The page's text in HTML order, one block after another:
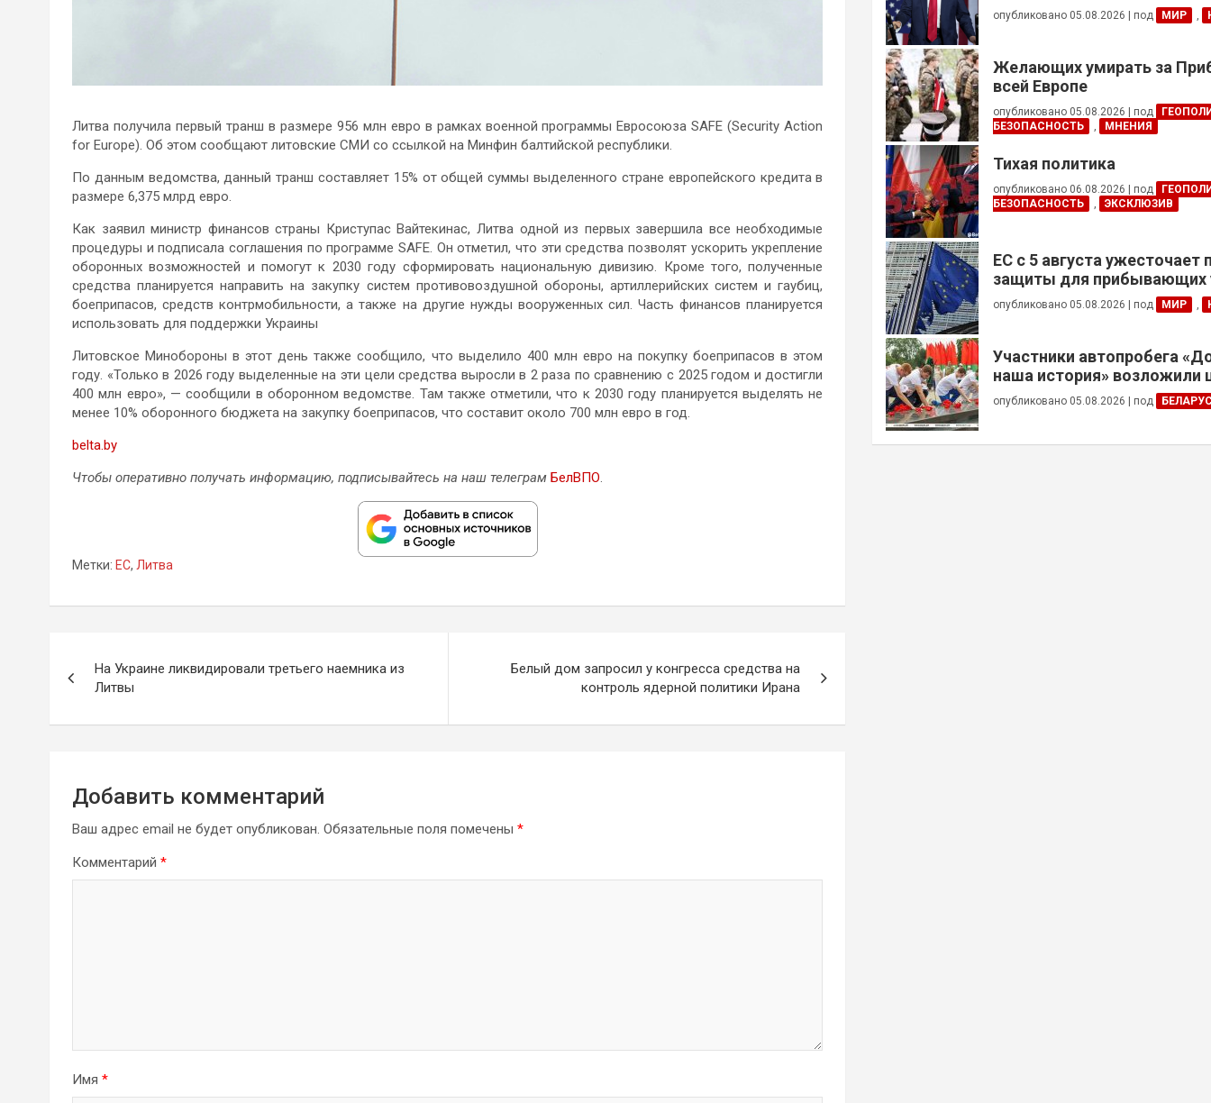
Литва получила первый транш в размере 956 млн евро в рамках военной программы Евросоюза SAFE (Security Action
for Europe). Об этом сообщают литовские СМИ со ссылкой на Минфин балтийской республики.
По данным ведомства, данный транш составляет 15% от общей суммы выделенного стране европейского кредита в
размере 6,375 млрд евро.
Как заявил министр финансов страны Криступас Вайтекинас, Литва одной из первых завершила все необходимые
процедуры и подписала соглашения по программе SAFE. Он отметил, что эти средства позволят ускорить укрепление
оборонных возможностей и помогут к 2030 году сформировать национальную дивизию. Кроме того, полученные
средства планируется направить на закупку систем противовоздушной обороны, артиллерийских систем и гаубиц,
боеприпасов, средств контрмобильности, а также на другие нужды вооруженных сил. Часть финансов планируется
использовать для поддержки Украины
Литовское Минобороны в этот день также сообщило, что выделило 400 млн евро на покупку боеприпасов в этом
году. «Только в 2026 году выделенные на эти цели средства выросли в 2 раза по сравнению с 2025 годом и достигли
400 млн евро», — сообщили в оборонном ведомстве. Там также отметили, что к 2030 году планируется выделять не
менее 10% оборонного бюджета на закупку боеприпасов, что составит около 700 млн евро в год.
belta.by
Чтобы оперативно получать информацию, подписывайтесь на наш телеграм БелВПО
Метки: ЕС, Литва
по
записям
На Украине ликвидировали третьего наемника из
Литвы
Белый дом запросил у конгресса средства на
контроль ядерной политики Ирана
Добавить комментарий
Ваш адрес email не будет опубликован. Обязательные поля помечены *
Комментарий *
Имя *
опубликовано 05.08.2026 под МИР ,
Желающих умирать за
всей Европе
опубликовано 05.08.2026 под
БЕЗОПАСНОСТЬ
, МНЕНИЯ
Тихая политика
опубликовано 06.08.2026 под
БЕЗОПАСНОСТЬ
, ЭКСКЛЮЗИВ
ЕС с 5 августа ужесточает
защиты для прибывающих
призывного возраста
опубликовано 05.08.2026 под МИР ,
Участники автопробега
наша история» возложили
Брестской крепости
опубликовано 05.08.2026 под